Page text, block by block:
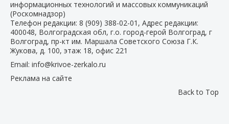
информационных технологий и массовых коммуникаций
(Роскомнадзор)
Телефон редакции: 8 (909) 388-02-01 , Адрес редакции:
400048, Волгоградская обл, г.о. город-герой Волгоград, г
Волгоград, пр-кт им. Маршала Советского Союза Г.К.
Жукова, д. 100, этаж 18, офис 221
Email: info@krivoe-zerkalo.ru
Реклама на сайте
Back to Top